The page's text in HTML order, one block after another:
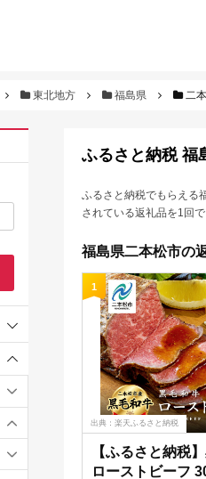
東北地方 福島県 二
ふるさと納税 福
ふるさと納税でもらえる
されている返礼品を1回
福島県二本松市の
1
出典：楽天ふるさと納税
【ふるさと納税
ローストビーフ